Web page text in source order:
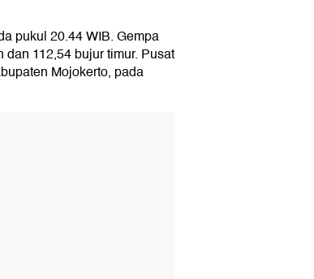
pukul 20.44 WIB. Gempa
112,54 bujur timur. Pusat
Mojokerto, pada